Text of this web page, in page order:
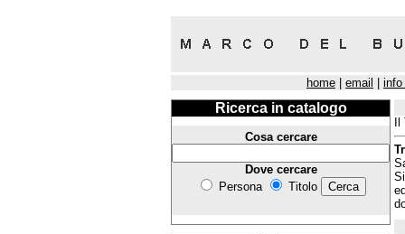
home email info
Ricerca in catalogo
Cosa cercare
Dove cercare
Persona
Titolo